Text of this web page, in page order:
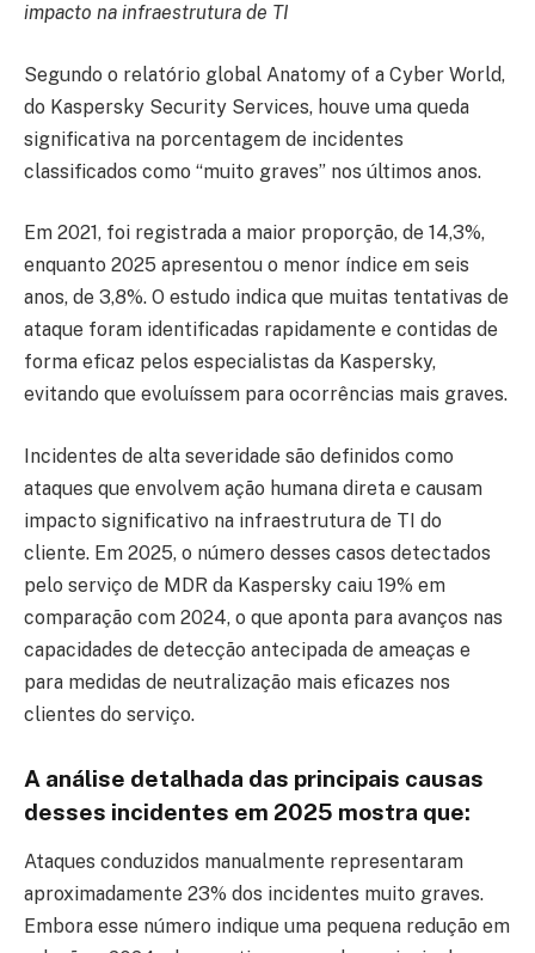
impacto na infraestrutura de TI
Segundo o relatório global Anatomy of a Cyber World,
do Kaspersky Security Services, houve uma queda
significativa na porcentagem de incidentes
classificados como “muito graves” nos últimos anos.
Em 2021, foi registrada a maior proporção, de 14,3%,
enquanto 2025 apresentou o menor índice em seis
anos, de 3,8%. O estudo indica que muitas tentativas de
ataque foram identificadas rapidamente e contidas de
forma eficaz pelos especialistas da Kaspersky,
evitando que evoluíssem para ocorrências mais graves.
Incidentes de alta severidade são definidos como
ataques que envolvem ação humana direta e causam
impacto significativo na infraestrutura de TI do
cliente. Em 2025, o número desses casos detectados
pelo serviço de MDR da Kaspersky caiu 19% em
comparação com 2024, o que aponta para avanços nas
capacidades de detecção antecipada de ameaças e
para medidas de neutralização mais eficazes nos
clientes do serviço.
A análise detalhada das principais causas
desses incidentes em 2025 mostra que:
Ataques conduzidos manualmente representaram
aproximadamente 23% dos incidentes muito graves.
Embora esse número indique uma pequena redução em